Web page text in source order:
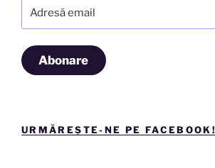
email
Abonare
URMĂREȘTE-NE PE FACEBOOK!